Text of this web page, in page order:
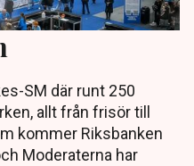
SM där runt 250
allt från frisör till
kommer Riksbanken
Moderaterna har